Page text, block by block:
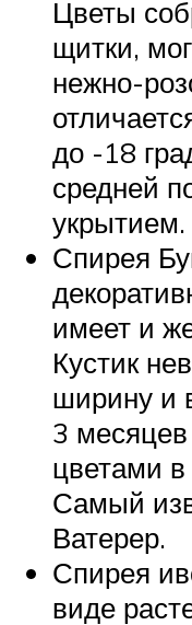
Цветы
щитки,
нежно-
до -18
средней
укрытием.
Спирея
имеет и
Кустик
ширину и
3
цветами
Самый
Ватерер.
Спирея
виде